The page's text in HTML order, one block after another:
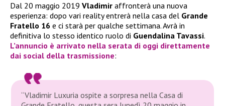
Dal 20 maggio 2019 Vladimir affronterà una nuova
esperienza: dopo vari reality entrerà nella casa del Grande
Fratello 16 e ci starà per qualche settimana. Avrà in
definitiva lo stesso identico ruolo di Guendalina Tavassi.
L’annuncio è arrivato nella serata di oggi direttamente
dai social della trasmissione:
“Vladimir Luxuria ospite a sorpresa nella Casa di